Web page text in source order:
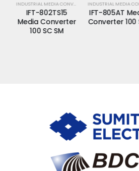
INDUSTRIAL MEDIA CONVERTER
IFT-802TS15
Media Converter
100 SC SM
IFT-805AT
Converter 100